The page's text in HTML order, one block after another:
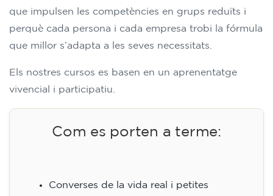
que impulsen les competències en grups reduïts i
perquè cada persona i cada empresa trobi la fórmula
que millor s’adapta a les seves necessitats.
Els nostres cursos es basen en un aprenentatge
vivencial i participatiu.
Com es porten a terme:
Converses de la vida real i petites